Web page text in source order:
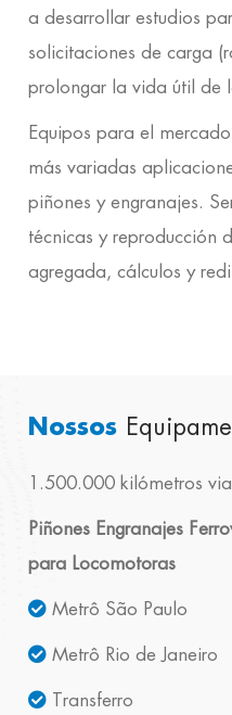
a desarrollar estudios
solicitaciones de carga
prolongar la vida útil de
Equipos para el
más variadas
piñones y engranajes.
técnicas y reproducción
agregada, cálculos y
Nossos
1.500.000 kilómetros
Piñones Engranajes
para Locomotoras
Metrô São Paulo
Metrô Rio de Janeiro
Transferro